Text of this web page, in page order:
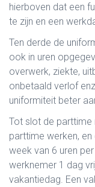
hierboven dat een
te zijn en een
Ten derde de
ook in uren
overwerk, ziekte,
onbetaald verlof
uniformiteit beter
Tot slot de parttime
parttime werken,
week van 6 uren
werknemer 1 dag
vakantiedag. Een